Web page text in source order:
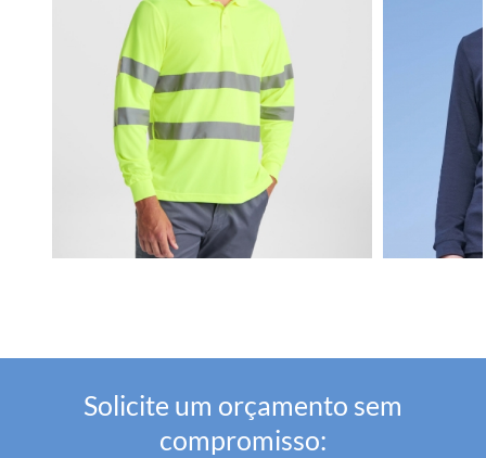
Solicite um orçamento sem
compromisso: